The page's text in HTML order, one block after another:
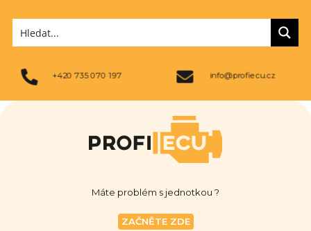
+420 735 070 197 info@profiecu.cz
Máte problém s jednotkou ?
ZAČNĚTE ZDE